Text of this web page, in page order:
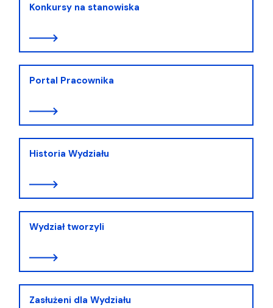
Konkursy na stanowiska
Portal Pracownika
Historia Wydziału
Wydział tworzyli
Zasłużeni dla Wydziału